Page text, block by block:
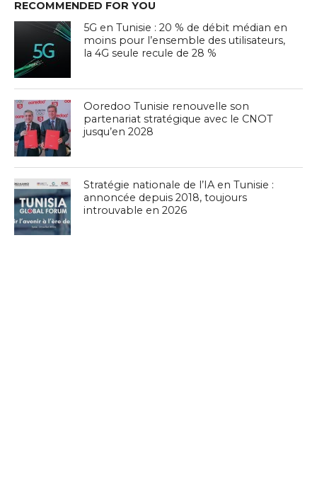
RECOMMENDED FOR YOU
5G en Tunisie : 20 % de débit médian en
moins pour l’ensemble des utilisateurs,
la 4G seule recule de 28 %
Ooredoo Tunisie renouvelle son
partenariat stratégique avec le CNOT
jusqu’en 2028
Stratégie nationale de l’IA en Tunisie :
annoncée depuis 2018, toujours
introuvable en 2026